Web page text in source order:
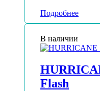
Подробнее
В наличии
Flash